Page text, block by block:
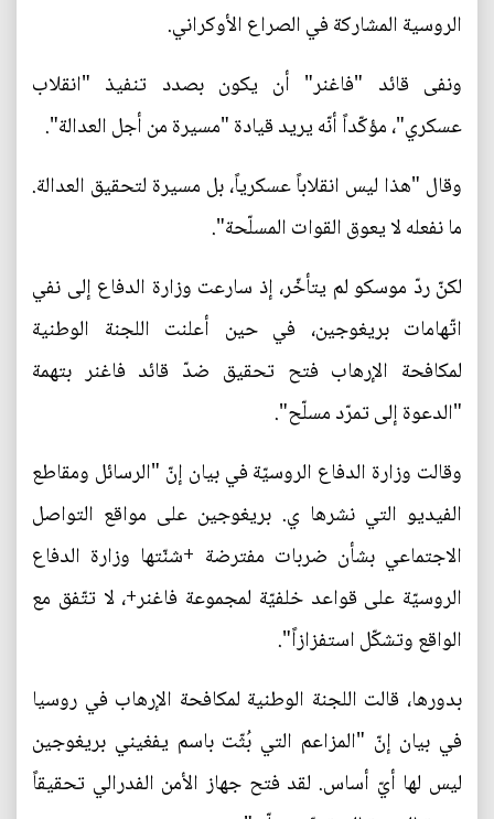
الروسية المشاركة في الصراع الأوكراني.
ونفى قائد "فاغنر" أن يكون بصدد تنفيذ "انقلاب
عسكري"، مؤكّداً أنّه يريد قيادة "مسيرة من أجل العدالة".
وقال "هذا ليس انقلاباً عسكرياً، بل مسيرة لتحقيق العدالة.
ما نفعله لا يعوق القوات المسلّحة".
لكنّ ردّ موسكو لم يتأخّر، إذ سارعت وزارة الدفاع إلى نفي
اتّهامات بريغوجين، في حين أعلنت اللجنة الوطنية
لمكافحة الإرهاب فتح تحقيق ضدّ قائد فاغنر بتهمة
"الدعوة إلى تمرّد مسلّح".
وقالت وزارة الدفاع الروسيّة في بيان إنّ "الرسائل ومقاطع
الفيديو التي نشرها ي. بريغوجين على مواقع التواصل
الاجتماعي بشأن ضربات مفترضة +شنّتها وزارة الدفاع
الروسيّة على قواعد خلفيّة لمجموعة فاغنر+، لا تتّفق مع
الواقع وتشكّل استفزازاً".
بدورها، قالت اللجنة الوطنية لمكافحة الإرهاب في روسيا
في بيان إنّ "المزاعم التي بُثّت باسم يفغيني بريغوجين
ليس لها أيّ أساس. لقد فتح جهاز الأمن الفدرالي تحقيقاً